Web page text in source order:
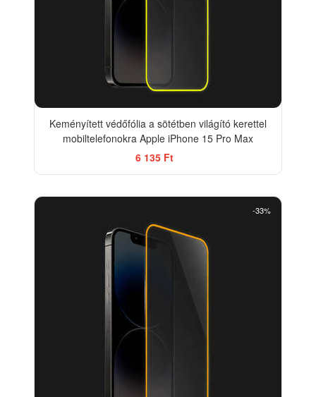
Keményített védőfólia a sötétben világító kerettel
mobiltelefonokra Apple iPhone 15 Pro Max
6 135 Ft
-33%